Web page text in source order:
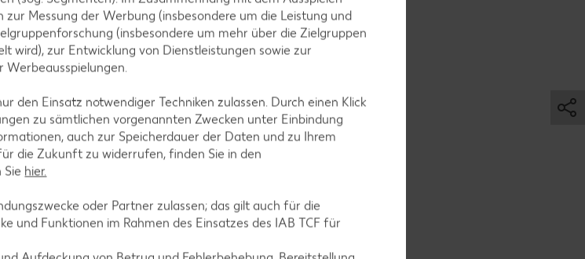
Scheibe Gewürzgurke belegen.
Messung der Werbung (insbesondere um die Leistung und
(insbesondere um mehr über die Zielgruppen
wird), zur Entwicklung von Dienstleistungen sowie zur
Werbeausspielungen.
den Einsatz notwendiger Techniken zulassen. Durch einen Klick
zu sämtlichen vorgenannten Zwecken unter Einbindung
auch zur Speicherdauer der Daten und zu Ihrem
die Zukunft zu widerrufen, finden Sie in den
Sie hier.
oder Partner zulassen; das gilt auch für die
und Funktionen im Rahmen des Einsatzes des IAB TCF für